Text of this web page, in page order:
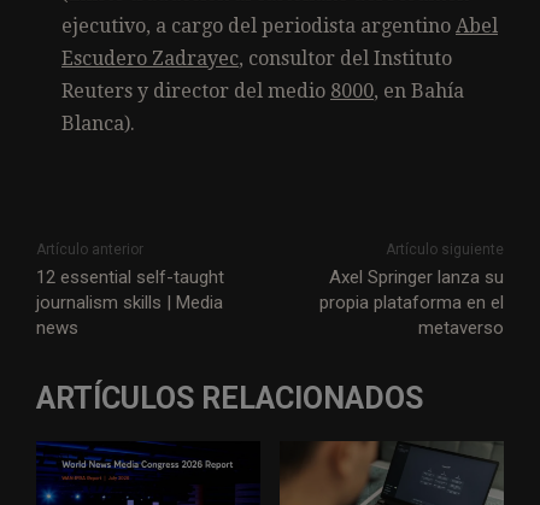
ejecutivo, a cargo del periodista argentino Abel
Escudero Zadrayec, consultor del Instituto
Reuters y director del medio 8000, en Bahía
Blanca).
Artículo anterior
12 essential self-taught
journalism skills | Media
news
Artículo siguiente
Axel Springer lanza su
propia plataforma en el
metaverso
ARTÍCULOS RELACIONADOS